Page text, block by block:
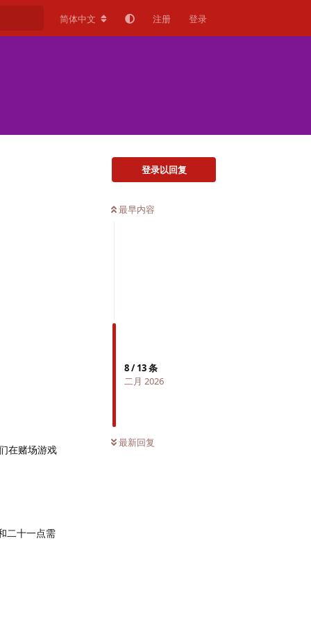
简体中文 注册 登录
登录以回复
最早内容
8/13条
二月 2026
最新回复
在赌场游戏
二十一点需